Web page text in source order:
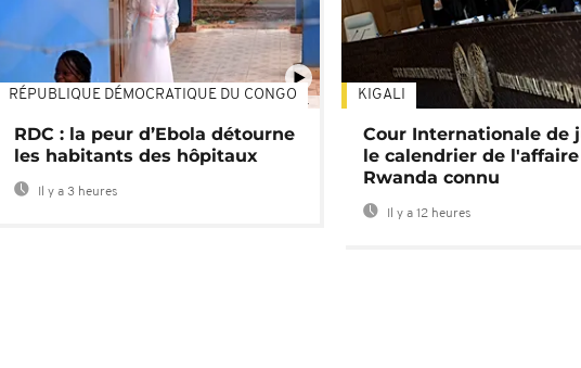
01:34
RÉPUBLIQUE DÉMOCRATIQUE DU CONGO
RDC : la peur d’Ebola détourne
les habitants des hôpitaux
Il y a 3 heures
KIGALI
Cour Internationale de
le calendrier de l'affaire
Rwanda connu
Il y a 12 heures